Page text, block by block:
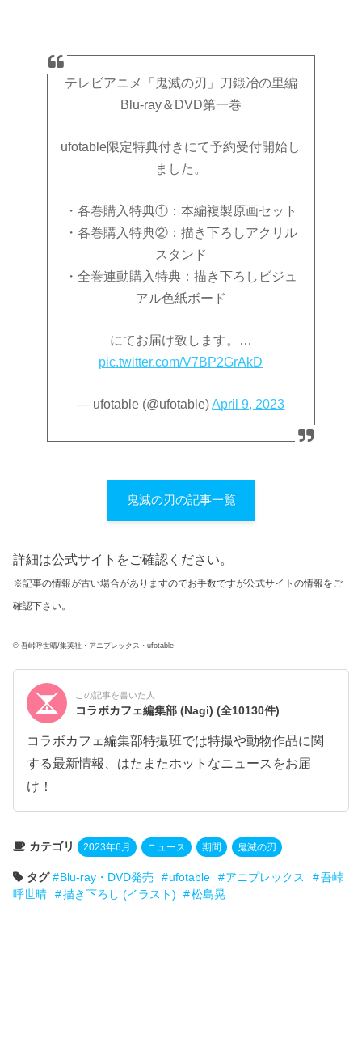
テレビアニメ「鬼滅の刃」刀鍛冶の里編
Blu-ray＆DVD第一巻
ufotable限定特典付きにて予約受付開始し
ました。
・各巻購入特典①：本編複製原画セット
・各巻購入特典②：描き下ろしアクリル
スタンド
・全巻連動購入特典：描き下ろしビジュ
アル色紙ボード
にてお届け致します。…
pic.twitter.com/V7BP2GrAkD
— ufotable (@ufotable)April 9, 2023
鬼滅の刃の記事一覧
詳細は公式サイトをご確認ください。
※記事の情報が古い場合がありますのでお手数ですが公式サイトの情報をご
確認下さい。
© 吾峠呼世晴/集英社・アニプレックス・ufotable
この記事を書いた人
コラボカフェ編集部 (Nagi)(全10130件)
コラボカフェ編集部特撮班では特撮や動物作品に関
する最新情報、はたまたホットなニュースをお届
け！
カテゴリ 2023年6月 ニュース 期間 鬼滅の刃
タグ Blu-ray・DVD発売 ufotable アニプレックス
吾峠
呼世晴
描き下ろし (イラスト) 松島晃